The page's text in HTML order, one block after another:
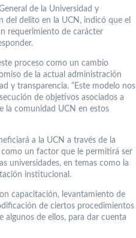
de la Universidad y
del delito en la UCN, indicó que el
requerimiento de carácter
proceso como un cambio
de la actual administración
y transparencia. “Este modelo nos
de objetivos asociados a
la comunidad UCN en estos
a la UCN a través de la
un factor que le permitirá ser
universidades, en temas como la
institucional.
capacitación, levantamiento de
de ciertos procedimientos
de ellos, para dar cuenta